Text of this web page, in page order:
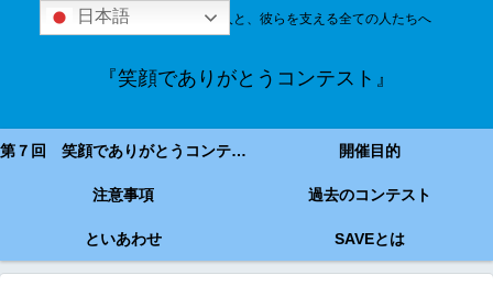
技能実習＆特定技能の外国人と、彼らを支える全ての人たちへ
『笑顔でありがとうコンテスト』
第７回 笑顔でありがとうコンテスト 開催目的
注意事項 過去のコンテスト
といあわせ SAVEとは
日本語